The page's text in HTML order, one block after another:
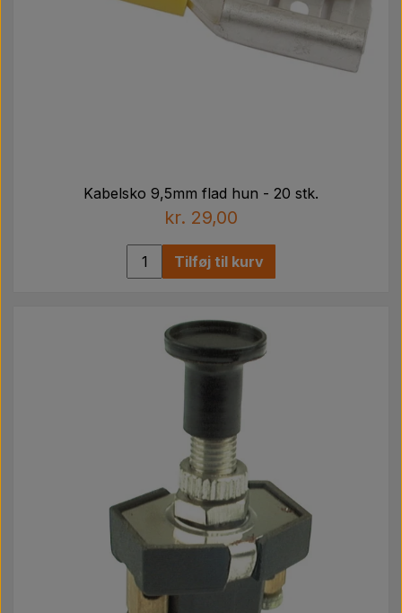
Kabelsko 9,5mm flad hun - 20 stk.
kr. 29,00
Tilføj til kurv